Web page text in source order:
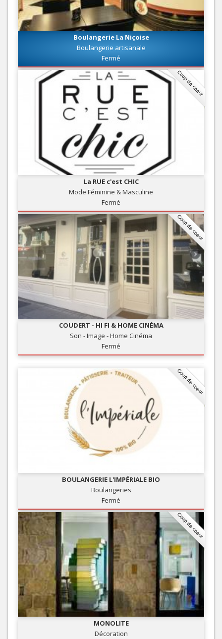
Boulangerie La Niçoise
Boulangerie artisanale
Fermé
Coup de coeur
La RUE c'est CHIC
Mode Féminine & Masculine
Fermé
Coup de coeur
COUDERT - HI FI & HOME CINÉMA
Son - Image - Home Cinéma
Fermé
Coup de coeur
BOULANGERIE L'IMPÉRIALE BIO
Boulangeries
Fermé
Coup de coeur
MONOLITE
Décoration